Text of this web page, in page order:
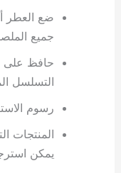
ضع العطر
جميع
حافظ على
التسلسل
رسوم
المنتجات
يمكن